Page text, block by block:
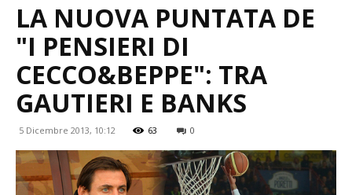
LA NUOVA PUNTATA DE
"I PENSIERI DI
CECCO&BEPPE": TRA
GAUTIERI E BANKS
5 Dicembre 2013, 10:12 63 0